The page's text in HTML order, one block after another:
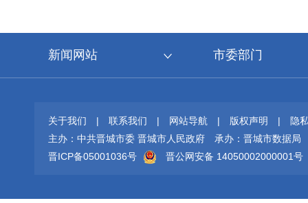
新闻网站 市委部门
关于我们 | 联系我们 | 网站导航 | 版权声明 |
隐
主办：中共晋城市委 晋城市人民政府
承办：晋城市数据局
晋ICP备05001036号
晋公网安备 14050002000001号